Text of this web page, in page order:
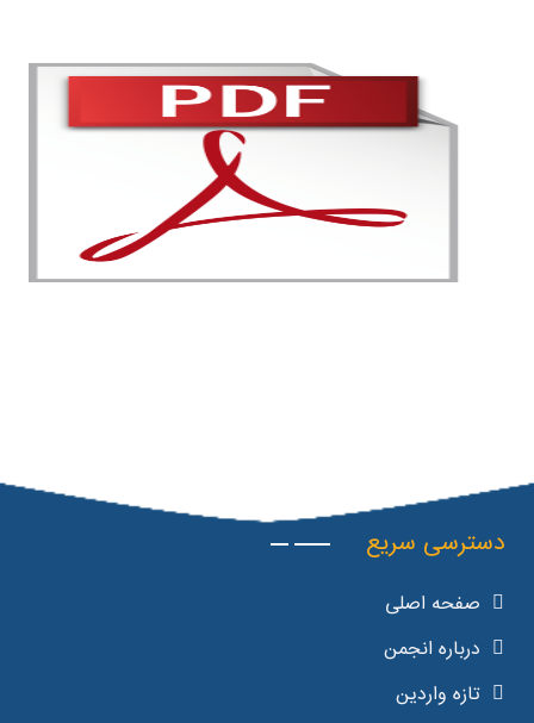
دسترسی سریع
صفحه اصلی
درباره انجمن
تازه واردین